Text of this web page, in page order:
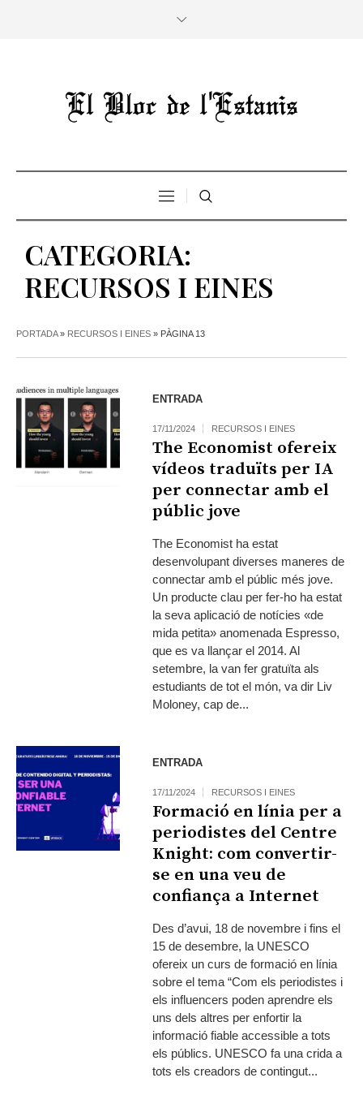
CATEGORIA:
RECURSOS I EINES
PORTADA» RECURSOS I EINES » PÀGINA 13
ENTRADA
17/11/2024 RECURSOS I EINES
The Economist ofereix
vídeos traduïts per IA
per connectar amb el
públic jove
The Economist ha estat
desenvolupant diverses maneres de
connectar amb el públic més jove.
Un producte clau per fer-ho ha estat
la seva aplicació de notícies «de
mida petita» anomenada Espresso,
que es va llançar el 2014. Al
setembre, la van fer gratuïta als
estudiants de tot el món, va dir Liv
Moloney, cap de...
ENTRADA
17/11/2024 RECURSOS I EINES
Formació en línia per a
periodistes del Centre
Knight: com convertir-
se en una veu de
confiança a Internet
Des d’avui, 18 de novembre i fins el
15 de desembre, la UNESCO
ofereix un curs de formació en línia
sobre el tema “Com els periodistes i
els influencers poden aprendre els
uns dels altres per enfortir la
informació fiable accessible a tots
els públics. UNESCO fa una crida a
tots els creadors de contingut...